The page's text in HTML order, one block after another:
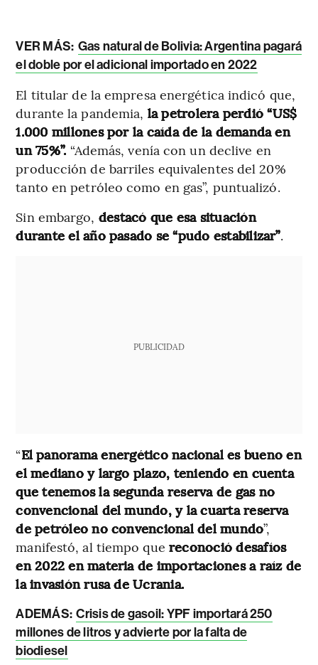
VER MÁS: Gas natural de Bolivia: Argentina pagará
el doble por el adicional importado en 2022
El titular de la empresa energética indicó que,
durante la pandemia, la petrolera perdió “US$
1.000 millones por la caída de la demanda en
un 75%”. “Además, venía con un declive en
producción de barriles equivalentes del 20%
tanto en petróleo como en gas”, puntualizó.
Sin embargo, destacó que esa situación
durante el año pasado se “pudo estabilizar”.
PUBLICIDAD
“El panorama energético nacional es bueno en
el mediano y largo plazo, teniendo en cuenta
que tenemos la segunda reserva de gas no
convencional del mundo, y la cuarta reserva
de petróleo no convencional del mundo”,
manifestó, al tiempo que reconoció desafíos
en 2022 en materia de importaciones a raíz de
la invasión rusa de Ucrania.
ADEMÁS: Crisis de gasoil: YPF importará 250
millones de litros y advierte por la falta de
biodiesel